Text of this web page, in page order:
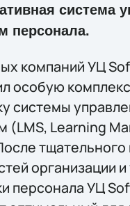
система
персонала.
компаний УЦ
особую
системы
(LMS, Learning
тщательного
организации
персонала УЦ